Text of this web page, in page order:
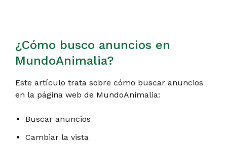
¿Cómo busco anuncios en
MundoAnimalia?
Este artículo trata sobre cómo buscar anuncios
en la página web de MundoAnimalia:
Buscar anuncios
Cambiar la vista